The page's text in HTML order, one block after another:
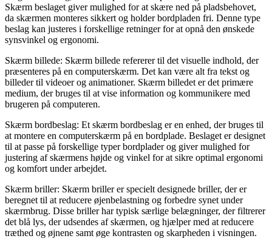
Skærm beslaget giver mulighed for at skære ned på pladsbehovet,
da skærmen monteres sikkert og holder bordpladen fri. Denne type
beslag kan justeres i forskellige retninger for at opnå den ønskede
synsvinkel og ergonomi.
Skærm billede: Skærm billede refererer til det visuelle indhold, der
præsenteres på en computerskærm. Det kan være alt fra tekst og
billeder til videoer og animationer. Skærm billedet er det primære
medium, der bruges til at vise information og kommunikere med
brugeren på computeren.
Skærm bordbeslag: Et skærm bordbeslag er en enhed, der bruges til
at montere en computerskærm på en bordplade. Beslaget er designet
til at passe på forskellige typer bordplader og giver mulighed for
justering af skærmens højde og vinkel for at sikre optimal ergonomi
og komfort under arbejdet.
Skærm briller: Skærm briller er specielt designede briller, der er
beregnet til at reducere øjenbelastning og forbedre synet under
skærmbrug. Disse briller har typisk særlige belægninger, der filtrerer
det blå lys, der udsendes af skærmen, og hjælper med at reducere
træthed og øjnene samt øge kontrasten og skarpheden i visningen.